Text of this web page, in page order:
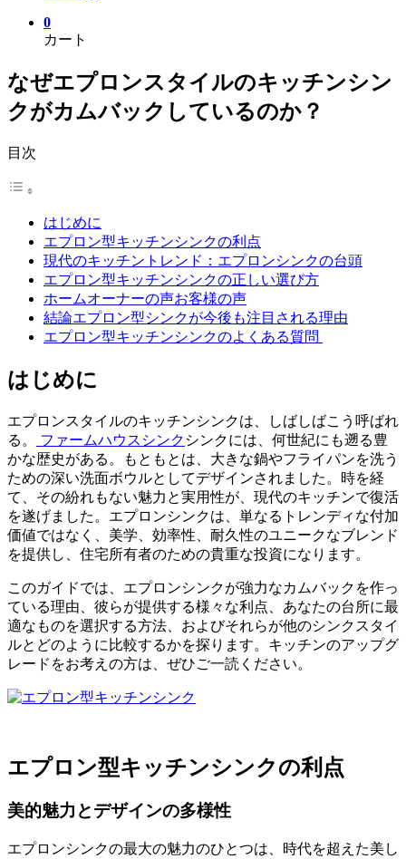
0
カート
なぜエプロンスタイルのキッチンシン
クがカムバックしているのか？
目次
はじめに
エプロン型キッチンシンクの利点
現代のキッチントレンド：エプロンシンクの台頭
エプロン型キッチンシンクの正しい選び方
ホームオーナーの声お客様の声
結論エプロン型シンクが今後も注目される理由
エプロン型キッチンシンクのよくある質問
はじめに
エプロンスタイルのキッチンシンクは、しばしばこう呼ばれ
る。
ファームハウスシンク シンクには、何世紀にも遡る豊
かな歴史がある。もともとは、大きな鍋やフライパンを洗う
ための深い洗面ボウルとしてデザインされました。時を経
て、その紛れもない魅力と実用性が、現代のキッチンで復活
を遂げました。エプロンシンクは、単なるトレンディな付加
価値ではなく、美学、効率性、耐久性のユニークなブレンド
を提供し、住宅所有者のための貴重な投資になります。
このガイドでは、エプロンシンクが強力なカムバックを作っ
ている理由、彼らが提供する様々な利点、あなたの台所に最
適なものを選択する方法、およびそれらが他のシンクスタイ
ルとどのように比較するかを探ります。キッチンのアップグ
レードをお考えの方は、ぜひご一読ください。
エプロン型キッチンシンクの利点
美的魅力とデザインの多様性
エプロンシンクの最大の魅力のひとつは、時代を超えた美し